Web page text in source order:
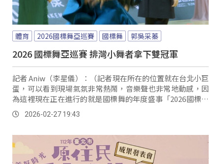
體育 2026國標舞亞巡賽 國標舞 郭吳采蓁
2026 國標舞亞巡賽 排灣小舞者拿下雙冠軍
記者 Aniw（李星儀）：（記者現在所在的位置就在台北小巨
蛋，可以看到現場氣氛非常熱鬧，音樂聲也非常地動感，因
為這裡現在正在進行的就是國標舞的年度盛事「2026國標舞
亞巡賽」，那這一個賽事已經邁入了第15年，總共吸引了33
個國家、近千名的舞者同場競技，可以看到記者的後方，賽
2026-02-27 19:43